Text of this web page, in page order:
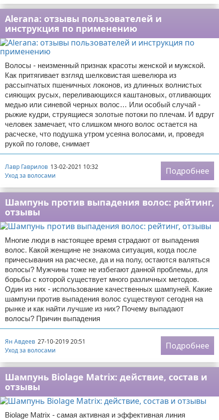
Alerana: отзывы пользователей и
инструкция по применению
Волосы - неизменный признак красоты женской и мужской.
Как притягивает взгляд шелковистая шевелюра из
рассыпчатых пшеничных локонов, из длинных волнистых
сияющих русых, переливающихся каштановых, отливающих
медью или синевой черных волос… Или особый случай -
рыжие кудри, струящиеся золотые потоки по плечам. И вдруг
человек замечает, что слишком много волос остается на
расческе, что подушка утром усеяна волосами, и, проведя
рукой по голове, снимает
Лавр Гаврилов 13-02-2021 10:32
Уход за волосами
Подробнее
Шампунь против выпадения волос: рейтинг,
отзывы
Многие люди в настоящее время страдают от выпадения
волос. Какой женщине не знакома ситуация, когда после
причесывания на расческе, да и на полу, остаются валяться
волосы? Мужчины тоже не избегают данной проблемы, для
борьбы с которой существует много различных методов.
Один из них - использование качественных шампуней. Какие
шампуни против выпадения волос существуют сегодня на
рынке и как найти лучшие из них? Почему выпадают
волосы? Причин выпадения
Ян Авдеев 27-10-2019 20:51
Уход за волосами
Подробнее
Шампунь Biolage Matrix: действие, состав и
отзывы
Biolage Matrix - самая активная и эффективная линия